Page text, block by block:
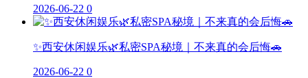
2026-06-22 0
✨西安休闲娱乐🌿私密SPA秘境｜不来真的会后悔🚗
2026-06-22 0